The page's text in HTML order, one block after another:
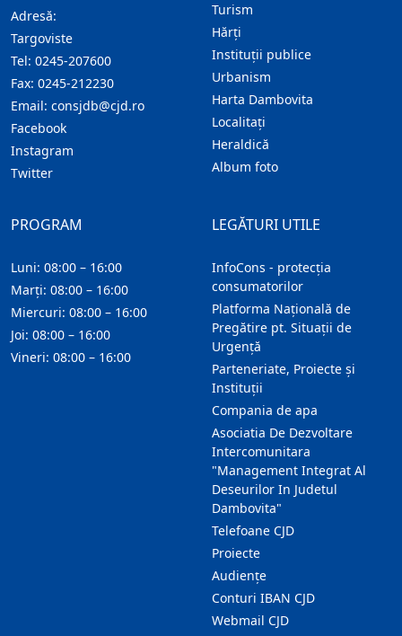
Adresă:
Targoviste
Tel: 0245-207600
Fax: 0245-212230
Email: consjdb@cjd.ro
Facebook
Instagram
Twitter
Turism
Hărţi
Instituţii publice
Urbanism
Harta Dambovita
Localitaţi
Heraldică
Album foto
LEGĂTURI UTILE
InfoCons - protecția
consumatorilor
Platforma Națională de
Pregătire pt. Situații de
Urgență
Parteneriate, Proiecte și
Instituții
Compania de apa
Asociatia De Dezvoltare
Intercomunitara
"Management Integrat Al
Deseurilor In Judetul
Dambovita"
Telefoane CJD
Proiecte
Audienţe
Conturi IBAN CJD
Webmail CJD
PROGRAM
Luni: 08:00 – 16:00
Marți: 08:00 – 16:00
Miercuri: 08:00 – 16:00
Joi: 08:00 – 16:00
Vineri: 08:00 – 16:00